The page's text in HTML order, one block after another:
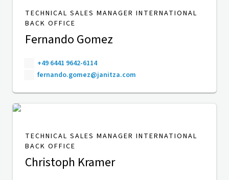
TECHNICAL SALES MANAGER INTERNATIONAL
BACK OFFICE
Fernando Gomez
+49 6441 9642-6114
fernando.gomez@janitza.com
TECHNICAL SALES MANAGER INTERNATIONAL
BACK OFFICE
Christoph Kramer